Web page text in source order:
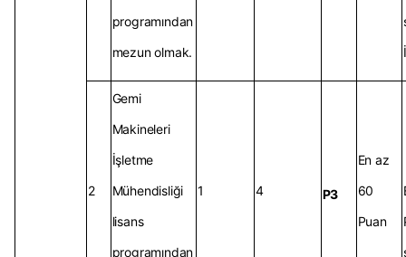
programından
mezun olmak.
2
Gemi
Makineleri
İşletme
Mühendisliği
lisans
programından
1 4 P3
En az
60
Puan